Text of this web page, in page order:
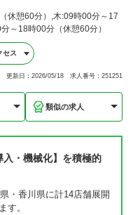
休憩60分）,木:09時00分～17
～18時00分（休憩60分）
セス
更新日：2026/05/18 求人番号：251251
類似の求人
・機械化】を積極的
・香川県に計14店舗展開
す。